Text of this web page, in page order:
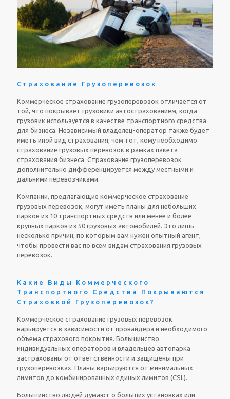
Страхование Грузоперевозок
Коммерческое страхование грузоперевозок отличается от
той, что покрывает грузовики автострахованием, когда
грузовик используется в качестве транспортного средства
для бизнеса. Независимый владелец-оператор также будет
иметь иной вид страхования, чем тот, кому необходимо
страхование грузовых перевозок в рамках пакета
страхования бизнеса. Страхование грузоперевозок
дополнительно дифференцируется между местными и
дальними перевозчиками.
Компании, предлагающие коммерческое страхование
грузовых перевозок, могут иметь планы для небольших
парков из 10 транспортных средств или менее и более
крупных парков из 50 грузовых автомобилей. Это лишь
несколько причин, по которым вам нужен опытный агент,
чтобы провести вас по всем видам страхования грузовых
перевозок.
Какие Виды Коммерческого
Транспортного Средства Покрываются
Страховкой Грузоперевозок?
Коммерческое страхование грузовых перевозок
варьируется в зависимости от провайдера и необходимого
объема страхового покрытия. Большинство
индивидуальных операторов и владельцев автопарка
застрахованы от ответственности и защищены при
грузоперевозках. Планы варьируются от минимальных
лимитов до комбинированных единых лимитов (CSL).
Большинство людей думают о больших установках или